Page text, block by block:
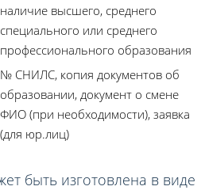
наличие высшего, среднего
специального или среднего
профессионального образования
№ СНИЛС, копия документов об
образовании, документ о смене
ФИО (при необходимости), заявка
(для юр.лиц)
быть изготовлена в виде